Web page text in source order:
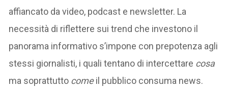
affiancato da video, podcast e newsletter. La
necessità di riflettere sui trend che investono il
panorama informativo s’impone con prepotenza agli
stessi giornalisti, i quali tentano di intercettare cosa
ma soprattutto comeil pubblico consuma news.